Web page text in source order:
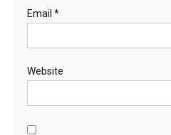
Email *
Website